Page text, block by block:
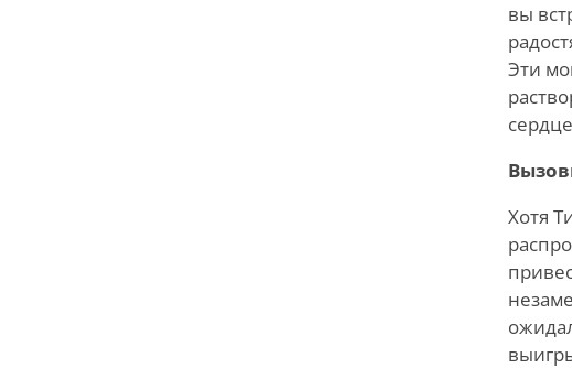
вы
Эти
Хотя